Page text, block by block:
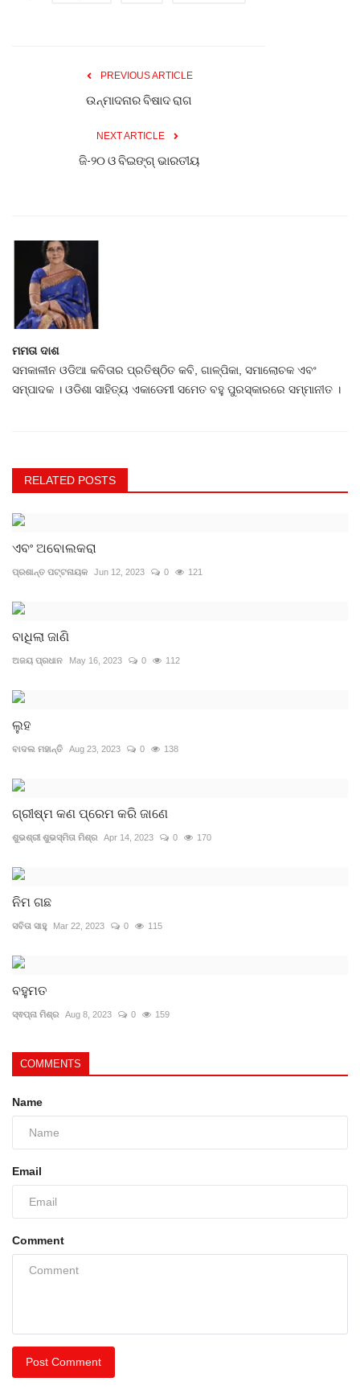
PREVIOUS ARTICLE
ଉନ୍ମାଦନାର ବିଷାଦ ରାଗ
NEXT ARTICLE
ଜି-୨୦ ଓ ବିଇଙ୍ଗ୍ ଭାରତୀୟ
ମମତା ଦାଶ
ସମକାଳୀନ ଓଡିଆ କବିତାର ପ୍ରତିଷ୍ଠିତ କବି, ଗାଳ୍ପିକା, ସମାଲୋଚକ ଏବଂ
ସମ୍ପାଦକ । ଓଡିଶା ସାହିତ୍ୟ ଏକାଡେମୀ ସମେତ ବହୁ ପୁରସ୍କାରରେ ସମ୍ମାନୀତ ।
RELATED POSTS
ଏବଂ ଅବୋଲକରା
ପ୍ରଶାନ୍ତ ପଟ୍ଟନାୟକ Jun 12, 2023 0 121
ବାଧିଲା ଜାଣି
ଅଜୟ ପ୍ରଧାନ May 16, 2023 0 112
ଲୁହ
ବାଦଲ ମହାନ୍ତି Aug 23, 2023 0 138
ଗ୍ରୀଷ୍ମ କଣ ପ୍ରେମ କରି ଜାଣେ
ଶୁଭଶ୍ରୀ ଶୁଭସ୍ମିତା ମିଶ୍ର Apr 14, 2023 0 170
ନିମ ଗଛ
ସବିତା ସାହୁ Mar 22, 2023 0 115
ବହୁମତ
ସ୍ଵପ୍ନା ମିଶ୍ର Aug 8, 2023 0 159
COMMENTS
Name
Email
Comment
Post Comment